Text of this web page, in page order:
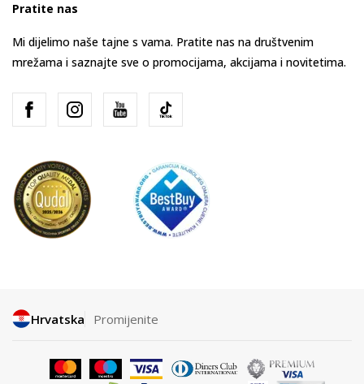
Pratite nas
Mi dijelimo naše tajne s vama. Pratite nas na društvenim
mrežama i saznajte sve o promocijama, akcijama i novitetima.
Hrvatska Promijenite